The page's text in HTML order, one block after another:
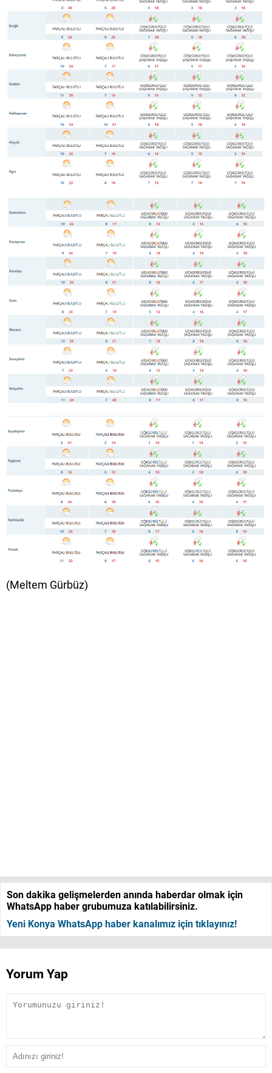
(Meltem Gürbüz)
Son dakika gelişmelerden anında haberdar olmak için
WhatsApp haber grubumuza katılabilirsiniz.
Yeni Konya WhatsApp haber kanalımız için tıklayınız!
Yorum Yap